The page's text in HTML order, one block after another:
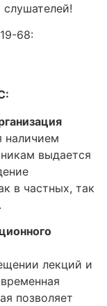
68:
наличием
выдается
в частных, так
лекций и
позволяет